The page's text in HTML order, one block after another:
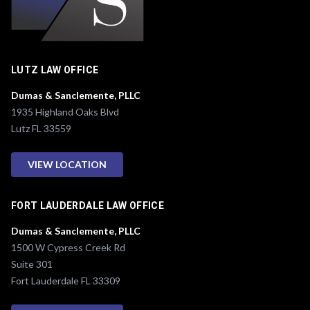
LUTZ LAW OFFICE
Dumas & Sanclemente, PLLC
1935 Highland Oaks Blvd
Lutz FL 33559
VIEW LOCATION
FORT LAUDERDALE LAW OFFICE
Dumas & Sanclemente, PLLC
1500 W Cypress Creek Rd
Suite 301
Fort Lauderdale FL 33309